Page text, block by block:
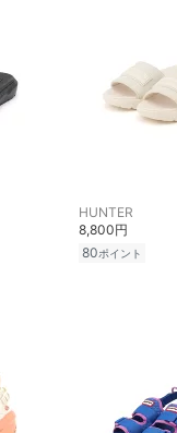
HUNTER
8,800円
80ポイント